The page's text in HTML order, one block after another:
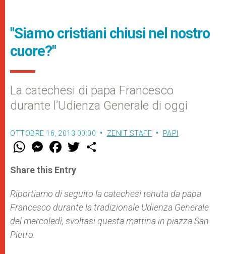
"Siamo cristiani chiusi nel nostro
cuore?"
La catechesi di papa Francesco
durante l’Udienza Generale di oggi
OTTOBRE 16, 2013 00:00 ZENIT STAFF PAPI
W
t
s
p
p
M
e
s
e
g
e
r
F
a
e
b
o
k
w
r
Share this Entry
Riportiamo di seguito la catechesi tenuta da papa
Francesco durante la tradizionale Udienza Generale
del mercoledì, svoltasi questa mattina in piazza San
Pietro.